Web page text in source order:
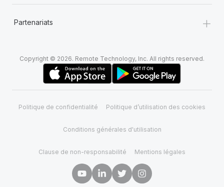
Partenariats +
Copyright © 2026. Remote Technology, Inc. All rights reserved.
Politique de confidentialité Politique d’utilisation des cookies
Conditions générales d'utilisation
Clause de non-responsabilité Mentions légales